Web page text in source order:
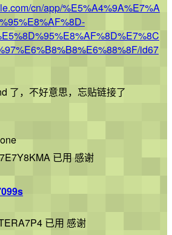
cn/app/%E5%A4%9A%E7%A
id67
了，不好意思，忘贴链接了
已用 感谢
已用 感谢